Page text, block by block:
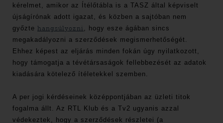
kérelmet, amikor az Ítélőtábla is a TASZ által képviselt
újságírónak adott igazat, és közben a sajtóban nem
győzte hangsúlyozni , hogy esze ágában sincs
megakadályozni a szerződések megismerhetőségét.
Ehhez képest az eljárás minden fokán úgy nyilatkozott,
hogy támogatja a tévétársaságok fellebbezését az adatok
kiadására kötelező ítéletekkel szemben.
A per jogi kérdéseinek középpontjában az üzleti titok
fogalma állt. Az RTL Klub és a Tv2 ugyanis azzal
védekeztek, hogy a szerződések részletei (a